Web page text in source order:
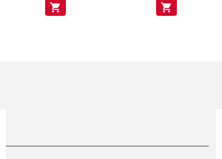
shopping_cart shopping_cart